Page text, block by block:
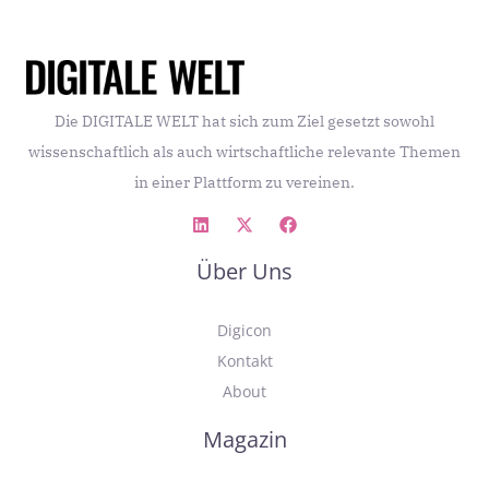
Die DIGITALE WELT hat sich zum Ziel gesetzt sowohl
wissenschaftlich als auch wirtschaftliche relevante Themen
in einer Plattform zu vereinen.
Über Uns
Digicon
Kontakt
About
Magazin